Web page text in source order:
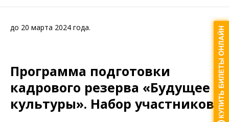
до 20 марта 2024 года.
Программа подготовки
кадрового резерва «Будущее
культуры». Набор участников